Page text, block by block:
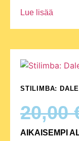
Lue lisää
STILIMBA:
20,00
AIKAISEMPI